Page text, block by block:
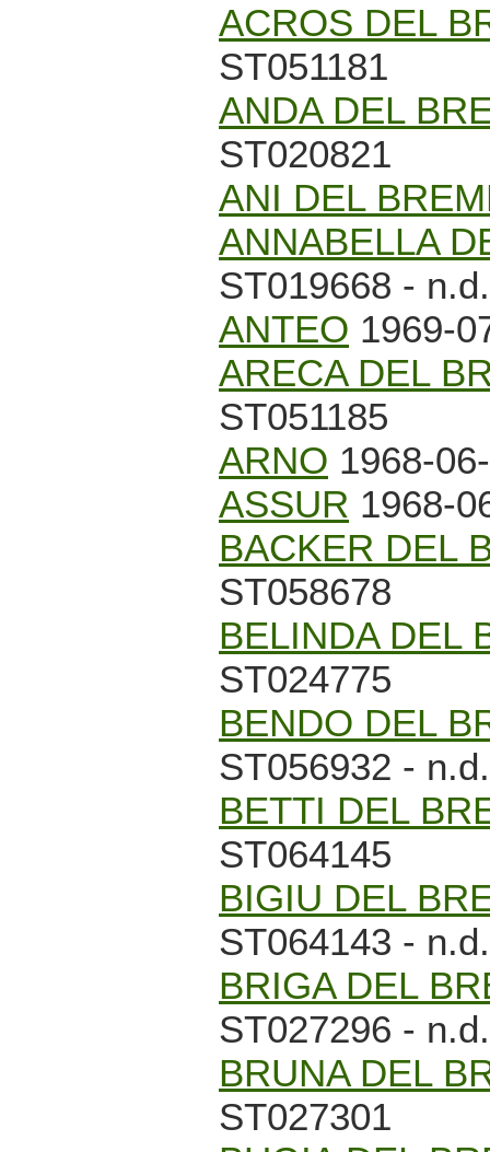
ACROS DEL
ST051181
ANDA DEL
ST020821
ANI DEL
ANNABELLA
ST019668 - n.d.
ANTEO 1969-
ARECA DEL
ST051185
ARNO 1968-
ASSUR 1968-
BACKER DEL
ST058678
BELINDA DEL
ST024775
BENDO DEL
ST056932 - n.d.
BETTI DEL
ST064145
BIGIU DEL
ST064143 - n.d.
BRIGA DEL
ST027296 - n.d.
BRUNA DEL
ST027301